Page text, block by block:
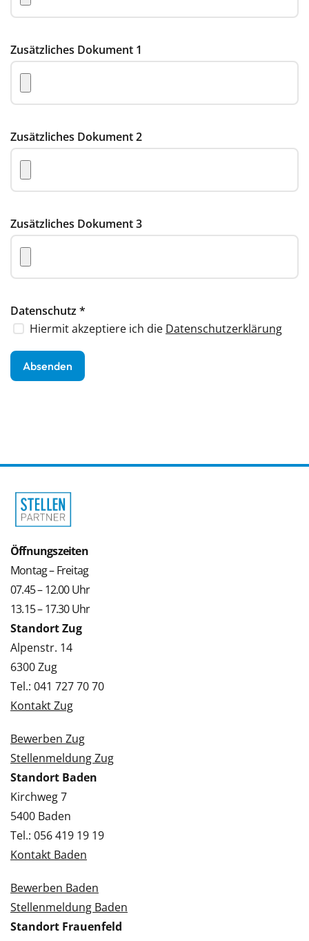
Zusätzliches Dokument 1
Zusätzliches Dokument 2
Zusätzliches Dokument 3
Datenschutz*
Hiermit akzeptiere ich die Datenschutzerklärung
Öffnungszeiten
Montag – Freitag
07.45 – 12.00 Uhr
13.15 – 17.30 Uhr
Standort Zug
Alpenstr. 14
6300 Zug
Tel.: 041 727 70 70
Kontakt Zug
Bewerben Zug
Stellenmeldung Zug
Standort Baden
Kirchweg 7
5400 Baden
Tel.: 056 419 19 19
Kontakt Baden
Bewerben Baden
Stellenmeldung Baden
Standort Frauenfeld